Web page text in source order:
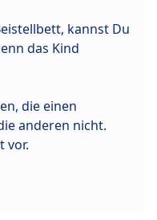
kannst Du
das Kind
die einen
anderen nicht.
vor.